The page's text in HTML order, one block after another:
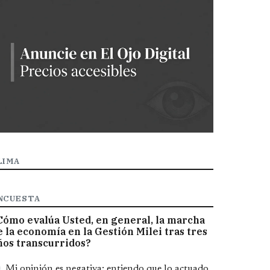
evalúa Usted, en general, la marcha
la economía en la Gestión Milei tras tres
transcurridos?